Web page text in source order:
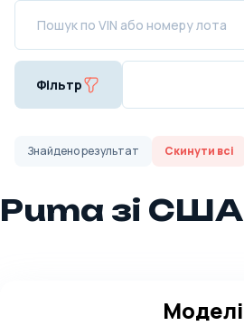
Фільтр
Знайденорезультат Скинути всі
Puma зі США
Моделі